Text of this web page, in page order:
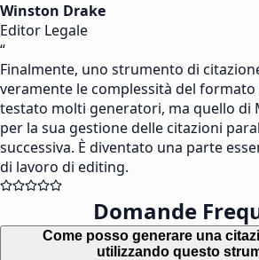
Winston Drake
Editor Legale
“
Finalmente, uno strumento di
veramente le complessità del formato
testato molti generatori, ma quello di
per la sua gestione delle citazioni
successiva. È diventato una parte
di lavoro di editing.
Domande
Come posso generare una
utilizzando questo